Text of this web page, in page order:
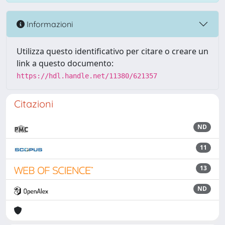
Informazioni
Utilizza questo identificativo per citare o creare un
link a questo documento:
https://hdl.handle.net/11380/621357
Citazioni
ND
11
13
ND